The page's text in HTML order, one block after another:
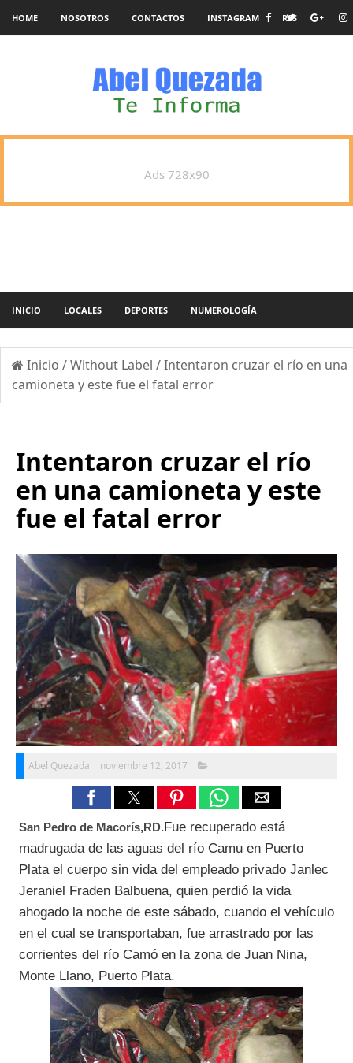
HOME NOSOTROS CONTACTOS INSTAGRAM RSS
Ads 728x90
INICIO LOCALES DEPORTES NUMEROLOGÍA
Inicio /Without Label /Intentaron cruzar el río en una
camioneta y este fue el fatal error
Intentaron cruzar el río
en una camioneta y este
fue el fatal error
Abel Quezada noviembre 12, 2017
San Pedro de Macorís,RD.Fue recuperado está
madrugada de las aguas del río Camu en Puerto
Plata el cuerpo sin vida del empleado privado Janlec
Jeraniel Fraden Balbuena, quien perdió la vida
ahogado la noche de este sábado, cuando el vehículo
en el cual se transportaban, fue arrastrado por las
corrientes del río Camó en la zona de Juan Nina,
Monte Llano, Puerto Plata.